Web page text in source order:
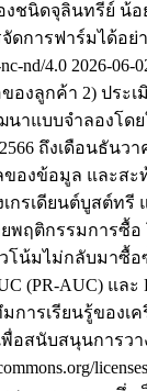
นิดจุลินทรีย์ น้อ
ดการฟาร์มได้อย่
nd/4.0 2026-06-
องลูกค้า 2) ประ
าแบบจำลองโด
ถึงเดือนธันวา
ของข้อมูล และส
รเดียนต์บูสต์ท
พฤติกรรมการซื้
โน้มไม่กลับมาซื้อ
(PR-AUC) แล
รเรียนรู้ของเค
อสนับสนุนการว